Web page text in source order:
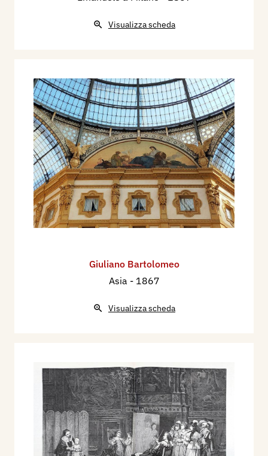
Visualizza scheda
Giuliano Bartolomeo
Asia - 1867
Visualizza scheda